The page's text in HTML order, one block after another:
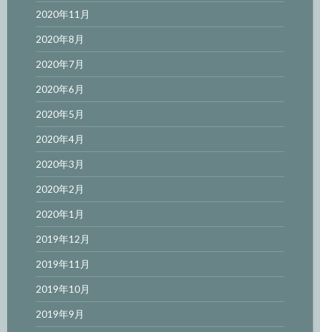
2020年11月
2020年8月
2020年7月
2020年6月
2020年5月
2020年4月
2020年3月
2020年2月
2020年1月
2019年12月
2019年11月
2019年10月
2019年9月